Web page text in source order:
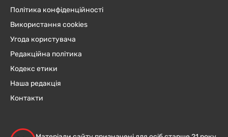
Політика конфіденційності
Використання cookies
Угода користувача
Редакційна політика
Кодекс етики
Наша редакція
Контакти